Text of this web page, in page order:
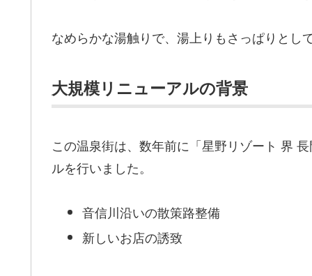
なめらかな湯触りで、湯上りもさっぱりとし
大規模リニューアルの背景
この温泉街は、数年前に「星野リゾート 界
ルを行いました。
音信川沿いの散策路整備
新しいお店の誘致